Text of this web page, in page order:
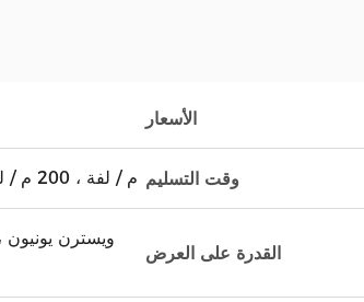
الأسعار
100 م / لفة ، 200 م / لفة ، 305 م / لفة ، 500 م / لفة وقت التسليم
القدرة على العرض